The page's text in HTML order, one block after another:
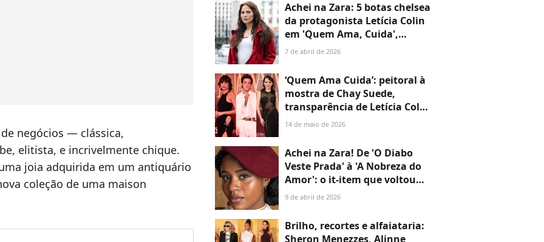
negócios — clássica,
elitista, e incrivelmente chique.
joia adquirida em um antiquário
coleção de uma maison
Achei na Zara: 5 botas chelsea
da protagonista Letícia Colin
em 'Quem Ama, Cuida',
novela da TV Globo substituta
26'
7 de abril de 2026
‘Quem Ama Cuida’: peitoral à
mostra de Chay Suede,
transparência de Letícia Colin
e fenda de Agatha Moreira
veja +35 looks
14 de maio de 2026
Achei na Zara! De 'O Diabo
Veste Prada' à 'A Nobreza do
Amor': o it-item que voltou
com status de luxo e
veja como usar
9 de abril de 2026
Brilho, recortes e alfaiataria:
Sheron Menezzes, Alinne